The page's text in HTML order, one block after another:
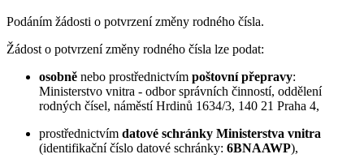
Podáním žádosti o potvrzení změny rodného čísla.
Žádost o potvrzení změny rodného čísla lze podat:
osobně nebo prostřednictvím poštovní přepravy:
Ministerstvo vnitra - odbor správních činností, oddělení
rodných čísel, náměstí Hrdinů 1634/3, 140 21 Praha 4,
prostřednictvím datové schránky Ministerstva vnitra
(identifikační číslo datové schránky: 6BNAAWP),